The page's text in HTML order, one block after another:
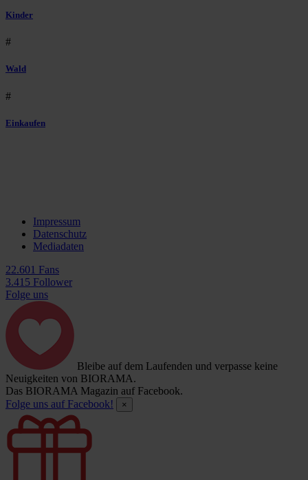
Kinder
#
Wald
#
Einkaufen
Impressum
Datenschutz
Mediadaten
22.601 Fans
3.415 Follower
Folge uns
Bleibe auf dem Laufenden und verpasse keine
Neuigkeiten von BIORAMA.
Das BIORAMA Magazin auf Facebook.
Folge uns auf Facebook!
×